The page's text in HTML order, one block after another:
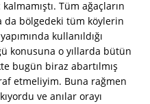
Tüm ağaçların
da bölgedeki tüm köylerin
kullanıldığı
konusuna o yıllarda bütün
bugün biraz abartılmış
etmeliyim. Buna rağmen
ve anılar orayı